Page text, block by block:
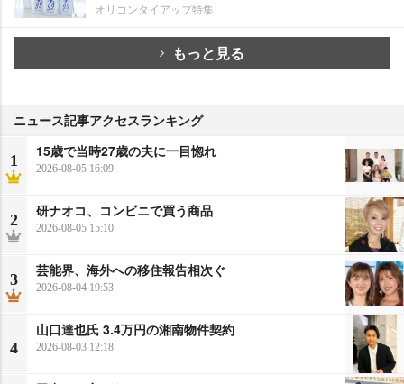
オリコンタイアップ特集
もっと見る
ニュース記事アクセスランキング
1
15歳で当時27歳の夫に一目惚れ
2026-08-05 16:09
2
研ナオコ、コンビニで買う商品
2026-08-05 15:10
3
芸能界、海外への移住報告相次ぐ
2026-08-04 19:53
4
山口達也氏 3.4万円の湘南物件契約
2026-08-03 12:18